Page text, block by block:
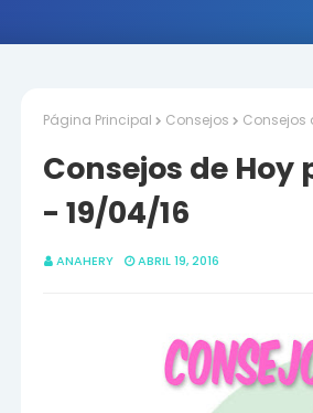
Página Principal Consejos Consejos
Consejos de
- 19/04/16
ANAHERY ABRIL 19, 2016